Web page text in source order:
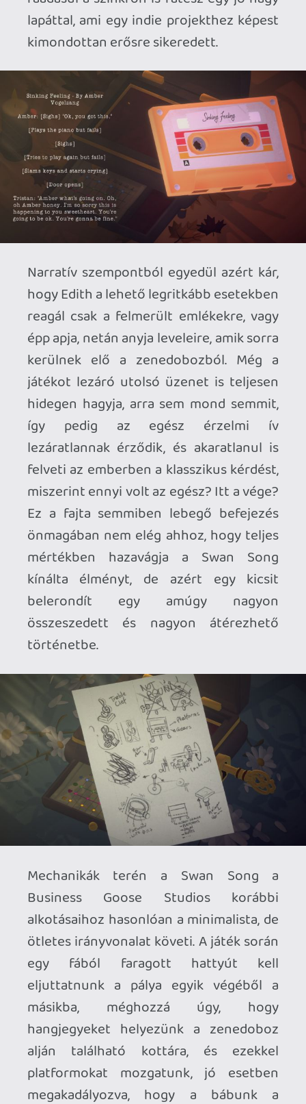
Mechanikák terén a Swan Song a
Business Goose Studios korábbi
alkotásaihoz hasonlóan a minimalista, de
ötletes irányvonalat követi. A játék során
egy fából faragott hattyút kell
eljuttatnunk a pálya egyik végéből a
másikba, méghozzá úgy, hogy
hangjegyeket helyezünk a zenedoboz
alján található kottára, és ezekkel
platformokat mozgatunk, jó esetben
megakadályozva, hogy a bábunk a
Egyszerű, könnyen átlátható koncepció
ez, azonban a fejlesztők szerencsére
nem féltek újabb és újabb csavarokkal
előállni hozzá, így bonyolítva az egymás
után érkező feladványokat. Nem kell
sokat várnunk, és megjelennek például a
dupla hangjegyek, vagy az olyanok, amik a
megszólalásukkor egy körig „elkábítják” a
hattyúnkat, de a platformok között is
felbukkannak trükkösebb darabok, amik
hajlamosak eltörni, vagy netán füstté
válnak adott ideig.
Ami azt illeti, kicsit talán túlságosan is
hangjegyek, panelek és egyéb akadályok
terén. Ez a kijelentés elsőre furcsának
hathat, de a Swan Song készítői tényleg
annyiszor csavarnak az alapötletükön,
annyi új variációt emelnek be a
mechanikák közé, hogy azok nem tudnak
igazán kiteljesedni. Tekintve, hogy a játék
még roppant kényelmes tempóban is
négy óra alatt végigvihető, a sok friss
ötlet nagyon összezsúfolódik és
elnyomja egymást, ami azt eredményezi,
feladványainak a fele is amolyan tutorial,
ami a rugós platformok működését
istenigazából próbára tenné az eddigiek
során megszerzett tudásunkat. Persze
sose legyen ennél nagyobb problémánk,
de ezen a fronton azért érezni lehet,
mégis mekkora igazság lapul abban a
mondásban, miszerint a kevesebb néha
több.